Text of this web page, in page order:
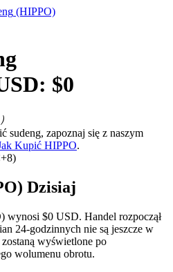
USDT jako zabezpieczenie
(HIPPO)
$0
sudeng, zapoznaj się z naszym
Kupić HIPPO.
Dzisiaj
wynosi $0 USD. Handel rozpoczął
24-godzinnych nie są jeszcze w
wyświetlone po
wolumenu obrotu.